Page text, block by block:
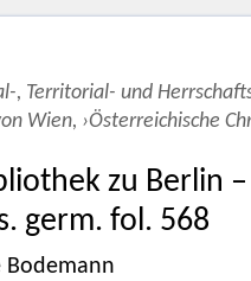
, Territorial- und
Wien, ›Österreichische
zu Berlin
germ. fol. 568